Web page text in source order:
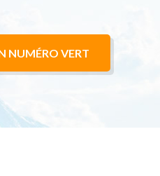
NUMÉRO VERT
vocales